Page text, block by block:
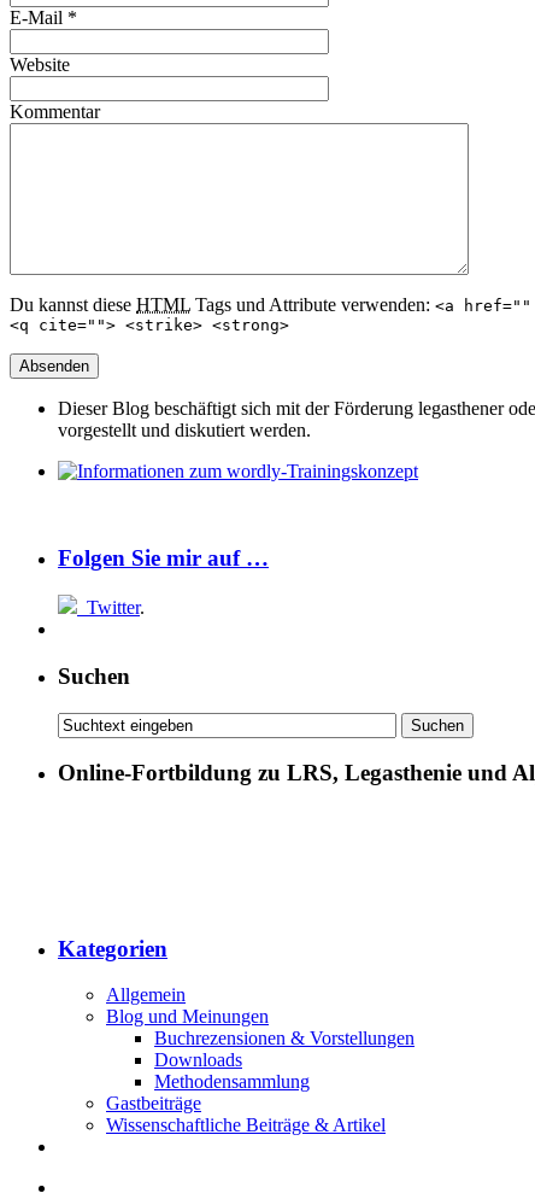
E-Mail *
Website
Kommentar
Du kannst diese HTML Tags und Attribute verwenden: <a
<q cite=""> <strike> <strong>
Dieser Blog beschäftigt sich mit der Förderung legasthener
vorgestellt und diskutiert werden.
Folgen Sie mir auf …
Twitter.
Suchen
Online-Fortbildung zu LRS, Legasthenie und
Kategorien
Allgemein
Blog und Meinungen
Buchrezensionen & Vorstellungen
Downloads
Methodensammlung
Gastbeiträge
Wissenschaftliche Beiträge & Artikel